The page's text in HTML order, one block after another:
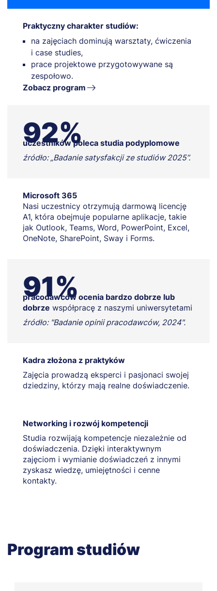
Praktyczny charakter studiów:
na zajęciach dominują warsztaty, ćwiczenia
i case studies,
prace projektowe przygotowywane są
zespołowo.
Zobacz program
92%
uczestników poleca studia podyplomowe
źródło: „Badanie satysfakcji ze studiów 2025”.
Microsoft 365
Nasi uczestnicy otrzymują darmową licencję
A1, która obejmuje popularne aplikacje, takie
jak Outlook, Teams, Word, PowerPoint, Excel,
OneNote, SharePoint, Sway i Forms.
91%
pracodawców ocenia bardzo dobrze lub
dobrze współpracę z naszymi uniwersytetami
źródło: "Badanie opinii pracodawców, 2024".
Kadra złożona z praktyków
Zajęcia prowadzą eksperci i pasjonaci swojej
dziedziny, którzy mają realne doświadczenie.
Networking i rozwój kompetencji
Studia rozwijają kompetencje niezależnie od
doświadczenia. Dzięki interaktywnym
zajęciom i wymianie doświadczeń z innymi
zyskasz wiedzę, umiejętności i cenne
kontakty.
Program studiów